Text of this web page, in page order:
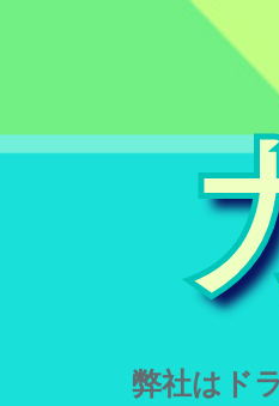
弊社はド